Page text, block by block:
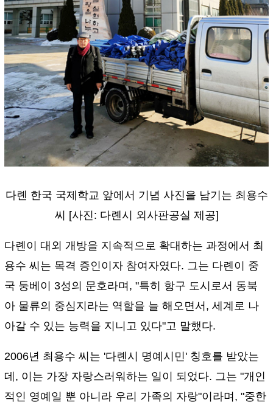
다롄 한국 국제학교 앞에서 기념 사진을 남기는 최용수
씨 [사진: 다롄시 외사판공실 제공]
다롄이 대외 개방을 지속적으로 확대하는 과정에서 최
용수 씨는 목격 증인이자 참여자였다. 그는 다롄이 중
국 둥베이 3성의 문호라며, "특히 항구 도시로서 동북
아 물류의 중심지라는 역할을 늘 해오면서, 세계로 나
아갈 수 있는 능력을 지니고 있다"고 말했다.
2006년 최용수 씨는 '다롄시 명예시민' 칭호를 받았는
데, 이는 가장 자랑스러워하는 일이 되었다. 그는 "개인
적인 영예일 뿐 아니라 우리 가족의 자랑"이라며, "중한